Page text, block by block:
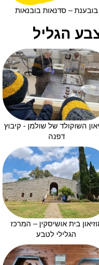
בובענת – סדנאות בובנאות
הגליל
השוקולד של שולמן - קיבוץ
דפנה
בית אושיסקין – המרכז
הגלילי לטבע